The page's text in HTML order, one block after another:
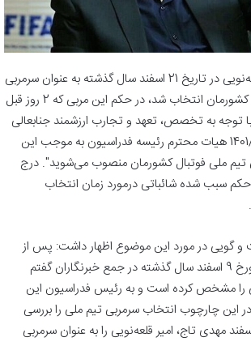
در شرایطی که امیر قلعه‌نویی در تاریخ 21 اسفند سال گذشته به عنوان سرمربی
جدید تیم ملی فوتبال کشورمان انتخاب شد، در حکم این مربی که 2 روز قبل
توجه به تخصص، تعهد و تجارب ارزشمند جنابعالی
و مصوبه مورخ 1401/12/09 هیات محترم رئیسه فدراسیون به موجب این
تیم ملی فوتبال کشورمان منصوب می‌شوید". درج
این حکم سبب شده شائباتی درمورد زمان انتخاب
گویی در مورد این موضوع اظهار داشت: پس از
جلسه هیات رئیسه مورخ 9 اسفند سال گذشته در جمع خبرنگاران گفتم
را مشخص کرده است و به رئیس فدراسیون این
این چارچوب انتخاب سرمربی تیم ملی را بررسی
در نهایت روز 21 اسفند مهدی تاج، امیر قلعه‌نویی را به عنوان سرمربی